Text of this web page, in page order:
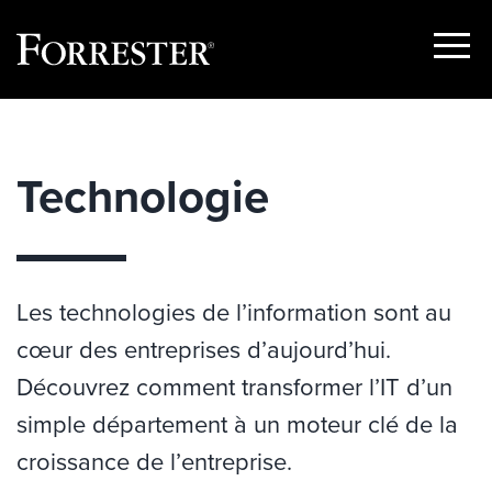
Show
Technologie
Les technologies de l’information sont au
cœur des entreprises d’aujourd’hui.
Découvrez comment transformer l’IT d’un
simple département à un moteur clé de la
croissance de l’entreprise.